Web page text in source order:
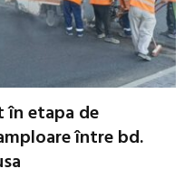
în etapa de
între bd.